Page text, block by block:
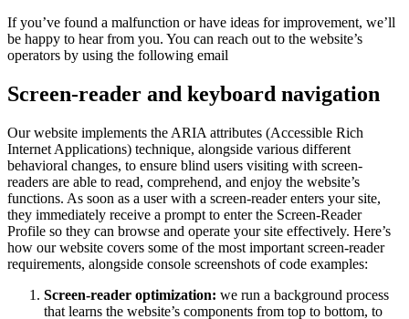
If you’ve found a malfunction or have ideas for improvement, we’ll
be happy to hear from you. You can reach out to the website’s
operators by using the following email
Screen-reader and keyboard navigation
Our website implements the ARIA attributes (Accessible Rich
Internet Applications) technique, alongside various different
behavioral changes, to ensure blind users visiting with screen-
readers are able to read, comprehend, and enjoy the website’s
functions. As soon as a user with a screen-reader enters your site,
they immediately receive a prompt to enter the Screen-Reader
Profile so they can browse and operate your site effectively. Here’s
how our website covers some of the most important screen-reader
requirements, alongside console screenshots of code examples:
Screen-reader optimization: we run a background process
that learns the website’s components from top to bottom, to